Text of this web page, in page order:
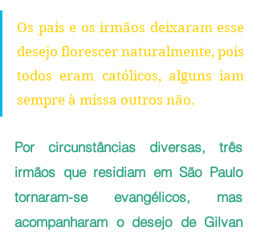
Os pais e os irmãos deixaram esse
desejo florescer naturalmente, pois
todos eram católicos, alguns iam
sempre à missa outros não.
Por circunstâncias diversas, três
irmãos que residiam em São Paulo
tornaram-se evangélicos, mas
acompanharam o desejo de Gilvan